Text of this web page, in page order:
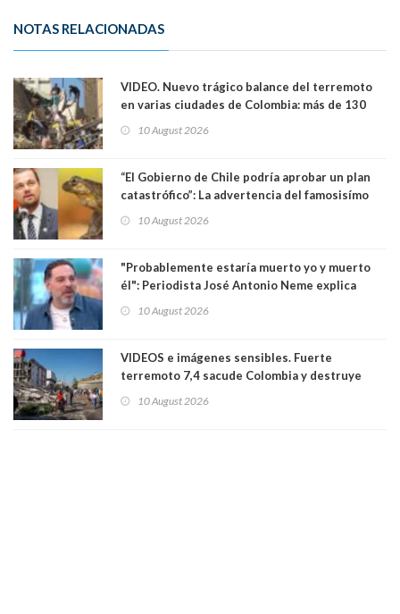
NOTAS RELACIONADAS
VIDEO. Nuevo trágico balance del terremoto
en varias ciudades de Colombia: más de 130
muertos y decenas de edificios destruídos
10 August 2026
“El Gobierno de Chile podría aprobar un plan
catastrófico”: La advertencia del famosisímo
actor Leonardo DiCaprio por proyecto que
pondría en riesgo a ranita del Pehuenche
10 August 2026
"Probablemente estaría muerto yo y muerto
él": Periodista José Antonio Neme explica
como se produjo el accidente donde atropelló
a motociclista
10 August 2026
VIDEOS e imágenes sensibles. Fuerte
terremoto 7,4 sacude Colombia y destruye
edificios: se sintió en Ecuador y Panamá. Aún
no se conoce el número de víctimas fatales
10 August 2026